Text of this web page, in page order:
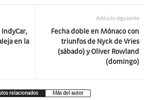
en la
Artículo siguiente
Fecha doble en Mónaco con
triunfos de Nyck de Vries
(sábado) y Oliver Rowland
(domingo)
relacionados Más del autor